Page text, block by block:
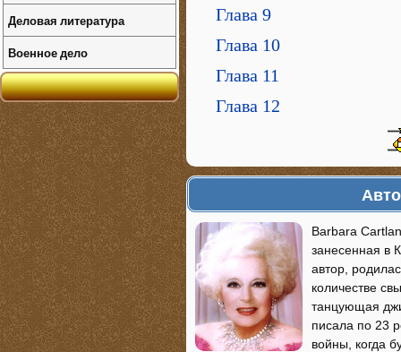
Глава 9
Глава 10
Глава 11
Глава 12
Barbara
занесенная в
автор,
количестве
танцующая
писала по 23
войны, когда
Деловая литература
Военное дело